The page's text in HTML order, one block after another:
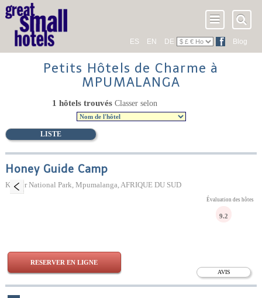
ES EN DE Blog
Petits Hôtels de Charme à
MPUMALANGA
LISTE
1 hôtels trouvés Classer selon
Honey Guide Camp
Kruger National Park, Mpumalanga, AFRIQUE DU SUD
AVIS
Évaluation des hôtes
9.2
RESERVER EN LIGNE